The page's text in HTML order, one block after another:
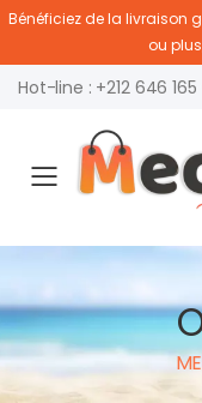
Bénéficiez de la livraison
ou
Hot-line : +212 646
Ouvrir